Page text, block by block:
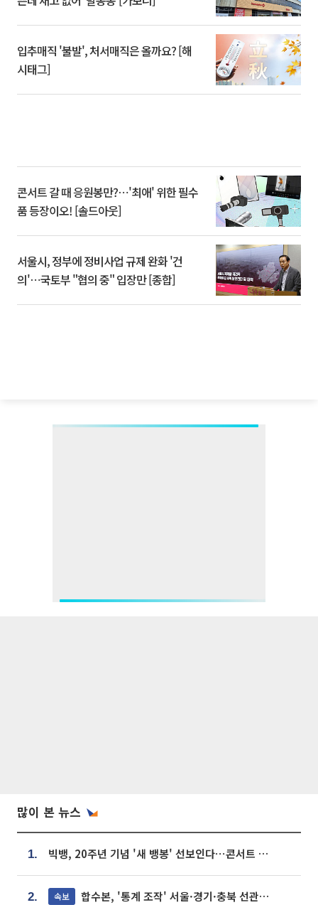
입추매직 '불발', 처서매직은 올까요? [해
시태그]
콘서트 갈 때 응원봉만?⋯'최애' 위한 필수
품 등장이오! [솔드아웃]
서울시, 정부에 정비사업 규제 완화 '건
의'⋯국토부 "협의 중" 입장만 [종합]
많이 본 뉴스
1. 빅뱅, 20주년 기념 '새 뱅봉' 선보인다⋯콘서트 앞두고 팝업 개최
2. 속보 합수본, '통계 조작' 서울·경기·충북 선관위 등 추가 압수수색